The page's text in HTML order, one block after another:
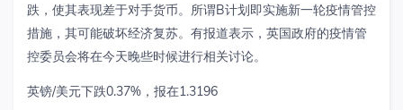
跌，使其表现差于对手货币。所谓B计划即实施新一轮疫情管控
措施，其可能破坏经济复苏。有报道表示，英国政府的疫情管
控委员会将在今天晚些时候进行相关讨论。
英镑/美元下跌0.37% ，报在1.3196